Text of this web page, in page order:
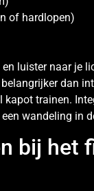
of hardlopen)
luister naar je
dan
trainen.
wandeling in
bij het